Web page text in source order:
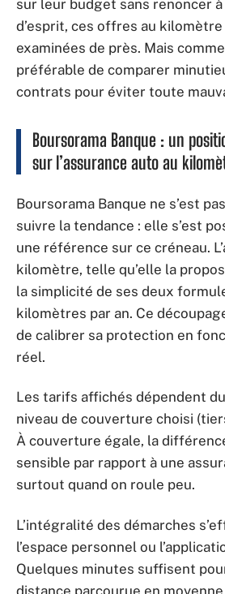
sur leur budget sans renoncer
d’esprit, ces offres au
examinées de près. Mais
préférable de comparer
contrats pour éviter toute
Boursorama Banque : un
sur l’assurance auto au
Boursorama Banque ne s’est
suivre la tendance : elle s’est
une référence sur ce créneau.
kilomètre, telle qu’elle la
la simplicité de ses deux
kilomètres par an. Ce
de calibrer sa protection en
réel.
Les tarifs affichés dépendent
niveau de couverture choisi
À couverture égale, la
sensible par rapport à une
surtout quand on roule peu.
L’intégralité des démarches
l’espace personnel ou
Quelques minutes suffisent
distance parcourue en